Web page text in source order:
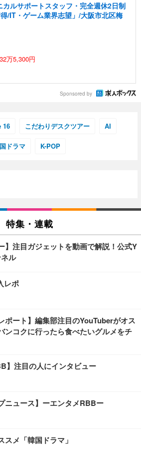
カルサポートスタッフ・完全週休2日制
/IT・ゲーム業界志望」/大阪市北区梅
万5,300円
Sponsored by
16 こだわりデスクツアー AI
ドラマ K-POP
特集・連載
】注目ガジェットを動画で解説！公式Y
ル
レポ
ポート】編集部注目のYouTuberがオス
ンコクに行ったら食べたいグルメをチ
】注目の人にインタビュー
ニュース】ーエンタメRBBー
スメ「韓国ドラマ」